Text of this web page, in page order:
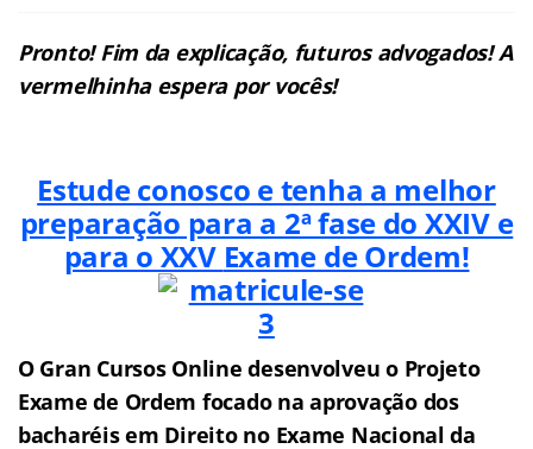
Pronto! Fim da explicação, futuros advogados! A
vermelhinha espera por vocês!
Estude conosco e tenha a melhor
preparação para a 2ª fase do XXIV e
para o XXV Exame de Ordem!
O Gran Cursos Online desenvolveu o Projeto
Exame de Ordem focado na aprovação dos
bacharéis em Direito no Exame Nacional da